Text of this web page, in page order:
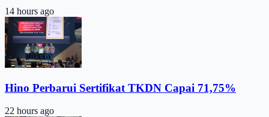
14 hours ago
Hino Perbarui Sertifikat TKDN Capai 71,75%
22 hours ago